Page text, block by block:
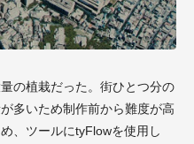
の植栽だった。街ひとつ分の
多いため制作前から難度が高
、ツールにtyFlowを使用し